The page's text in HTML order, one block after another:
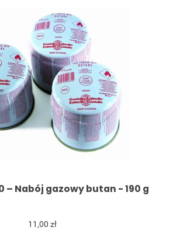
– Nabój gazowy butan - 190 g
11,00 zł